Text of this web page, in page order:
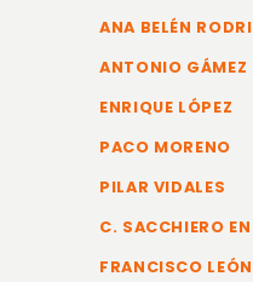
ANA BELÉN
ANTONIO GÁMEZ
ENRIQUE LÓPEZ
PACO MORENO
PILAR VIDALES
C. SACCHIERO
FRANCISCO